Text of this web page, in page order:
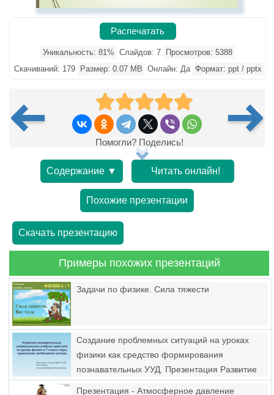
Распечатать
Уникальность: 81% Слайдов: 7
Просмотров: 5388
Скачиваний: 179
Размер: 0.07 MB Онлайн: Да Формат: ppt / pptx
Помогли? Поделись!
Содержание ▼ Читать онлайн!
Похожие презентации
Скачать презентацию
Примеры похожих презентаций
Задачи по физике. Сила тяжести
Создание проблемных ситуаций на уроках
физики как средство формирования
познавательных УУД. Презентация Развитие
Презентация - Атмосферное давление